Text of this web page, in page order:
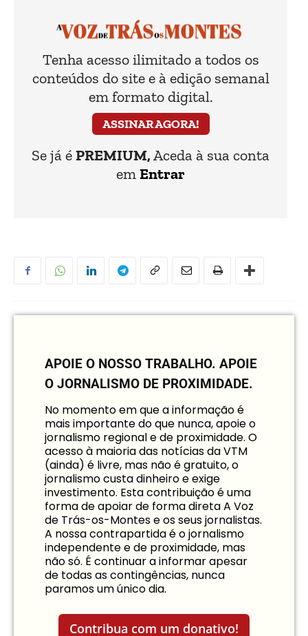
Tenha acesso ilimitado a todos os
conteúdos do site e à edição semanal
em formato digital.
ASSINAR AGORA!
Se já éPREMIUM,Aceda à sua conta
emEntrar
APOIE O NOSSO TRABALHO. APOIE
O JORNALISMO DE PROXIMIDADE.
No momento em que a informação é
mais importante do que nunca, apoie o
jornalismo regional e de proximidade. O
acesso à maioria das notícias da VTM
(ainda) é livre, mas não é gratuito, o
jornalismo custa dinheiro e exige
investimento. Esta contribuição é uma
forma de apoiar de forma direta A Voz
de Trás-os-Montes e os seus jornalistas.
A nossa contrapartida é o jornalismo
independente e de proximidade, mas
não só. É continuar a informar apesar
de todas as contingências, nunca
paramos um único dia.
Contribua com um donativo!